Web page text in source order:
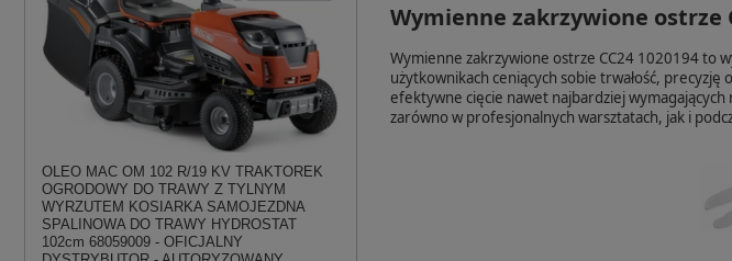
OLEO MAC OM 102 R/19 KV TRAKTOREK
OGRODOWY DO TRAWY Z TYLNYM
WYRZUTEM KOSIARKA SAMOJEZDNA
SPALINOWA DO TRAWY HYDROSTAT
102cm 68059009 - OFICJALNY
Wymienne zakrzywione ostrze
Wymienne zakrzywione ostrze CC24 1020194 to
użytkownikach ceniących sobie trwałość,
efektywne cięcie nawet najbardziej wymagających
zarówno w profesjonalnych warsztatach, jak i